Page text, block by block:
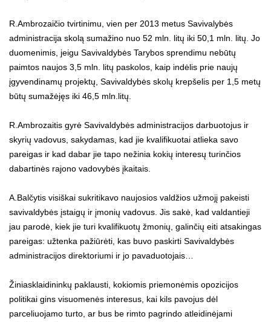
R.Ambrozaičio tvirtinimu, vien per 2013 metus Savivalybės
administracija skolą sumažino nuo 52 mln. litų iki 50,1 mln. litų. Jo
duomenimis, jeigu Savivaldybės Tarybos sprendimu nebūtų
paimtos naujos 3,5 mln. litų paskolos, kaip indėlis prie naujų
įgyvendinamų projektų, Savivaldybės skolų krepšelis per 1,5 metų
būtų sumažėjęs iki 46,5 mln.litų.
R.Ambrozaitis gyrė Savivaldybės administracijos darbuotojus ir
skyrių vadovus, sakydamas, kad jie kvalifikuotai atlieka savo
pareigas ir kad dabar jie tapo nežinia kokių interesų turinčios
dabartinės rajono vadovybės įkaitais.
A.Balčytis visiškai sukritikavo naujosios valdžios užmojį pakeisti
savivaldybės įstaigų ir įmonių vadovus. Jis sakė, kad valdantieji
jau parodė, kiek jie turi kvalifikuotų žmonių, galinčių eiti atsakingas
pareigas: užtenka pažiūrėti, kas buvo paskirti Savivaldybės
administracijos direktoriumi ir jo pavaduotojais…
Žiniasklaidininkų paklausti, kokiomis priemonėmis opozicijos
politikai gins visuomenės interesus, kai kils pavojus dėl
parceliuojamo turto, ar bus be rimto pagrindo atleidinėjami